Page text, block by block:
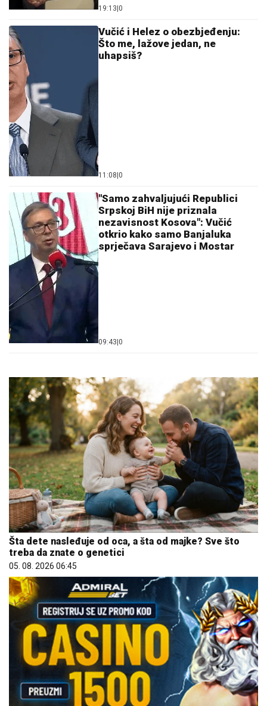
19:13|0
Vučić i Helez o obezbjeđenju:
Što me, lažove jedan, ne
uhapsiš?
11:08|0
"Samo zahvaljujući Republici
Srpskoj BiH nije priznala
nezavisnost Kosova": Vučić
otkrio kako samo Banjaluka
sprječava Sarajevo i Mostar
09:43|0
Šta dete nasleđuje od oca, a šta od majke? Sve što
treba da znate o genetici
05. 08. 2026 06:45